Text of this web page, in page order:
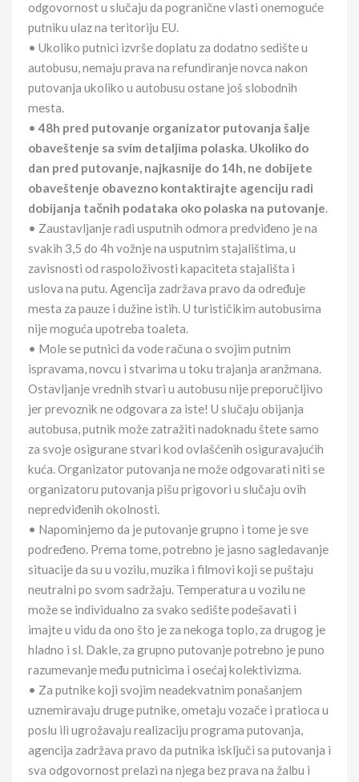
odgovornost u slučaju da pogranične vlasti onemoguće
putniku ulaz na teritoriju EU.
• Ukoliko putnici izvrše doplatu za dodatno sedište u
autobusu, nemaju prava na refundiranje novca nakon
putovanja ukoliko u autobusu ostane još slobodnih
mesta.
•48h pred putovanje organizator putovanja šalje
obaveštenje sa svim detaljima polaska. Ukoliko do
dan pred putovanje, najkasnije do 14h, ne dobijete
obaveštenje obavezno kontaktirajte agenciju radi
dobijanja tačnih podataka oko polaska na putovanje.
• Zaustavljanje radi usputnih odmora predviđeno je na
svakih 3,5 do 4h vožnje na usputnim stajalištima, u
zavisnosti od raspoloživosti kapaciteta stajališta i
uslova na putu. Agencija zadržava pravo da određuje
mesta za pauze i dužine istih. U turističikim autobusima
nije moguća upotreba toaleta.
• Mole se putnici da vode računa o svojim putnim
ispravama, novcu i stvarima u toku trajanja aranžmana.
Ostavljanje vrednih stvari u autobusu nije preporučljivo
jer prevoznik ne odgovara za iste! U slučaju obijanja
autobusa, putnik može zatražiti nadoknadu štete samo
za svoje osigurane stvari kod ovlašćenih osiguravajućih
kuća. Organizator putovanja ne može odgovarati niti se
organizatoru putovanja pišu prigovori u slučaju ovih
nepredviđenih okolnosti.
• Napominjemo da je putovanje grupno i tome je sve
podređeno. Prema tome, potrebno je jasno sagledavanje
situacije da su u vozilu, muzika i filmovi koji se puštaju
neutralni po svom sadržaju. Temperatura u vozilu ne
može se individualno za svako sedište podešavati i
imajte u vidu da ono što je za nekoga toplo, za drugog je
hladno i sl. Dakle, za grupno putovanje potrebno je puno
razumevanje među putnicima i osećaj kolektivizma.
• Za putnike koji svojim neadekvatnim ponašanjem
uznemiravaju druge putnike, ometaju vozače i pratioca u
poslu ili ugrožavaju realizaciju programa putovanja,
agencija zadržava pravo da putnika isključi sa putovanja i
sva odgovornost prelazi na njega bez prava na žalbu i